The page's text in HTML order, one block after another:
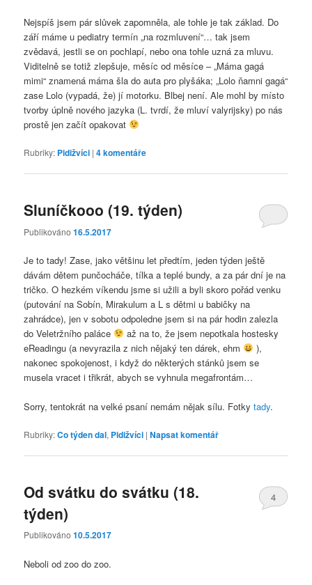
Nejspíš jsem pár slůvek zapomněla, ale tohle je tak základ. Do
září máme u pediatry termín „na rozmluvení“… tak jsem
zvědavá, jestli se on pochlapí, nebo ona tohle uzná za mluvu.
Viditelně se totiž zlepšuje, měsíc od měsíce – „Máma gagá
mimi“ znamená máma šla do auta pro plyšáka; „Lolo ňamni gagá“
zase Lolo (vypadá, že) jí motorku. Blbej není. Ale mohl by místo
tvorby úplně nového jazyka (L. tvrdí, že mluví valyrijsky) po nás
prostě jen začít opakovat
Rubriky: Pidižvíci |4komentáře
Sluníčkooo (19. týden)
Publikováno16.5.2017
Je to tady! Zase, jako většinu let předtím, jeden týden ještě
dávám dětem punčocháče, tílka a teplé bundy, a za pár dní je na
tričko. O hezkém víkendu jsme si užili a byli skoro pořád venku
(putování na Sobín, Mirakulum a L s dětmi u babičky na
zahrádce), jen v sobotu odpoledne jsem si na pár hodin zalezla
do Veletržního paláce
až na to, že jsem nepotkala hostesky
eReadingu (a nevyrazila z nich nějaký ten dárek, ehm
),
nakonec spokojenost, i když do některých stánků jsem se
musela vracet i třikrát, abych se vyhnula megafrontám…
Sorry, tentokrát na velké psaní nemám nějak sílu. Fotkytady.
Rubriky:Co týden dal, Pidižvíci |Napsat komentář
Od svátku do svátku (18.
týden)
Publikováno10.5.2017
4
Neboli od zoo do zoo.